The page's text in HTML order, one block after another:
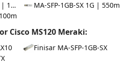
MA-SFP-1GB-LX10 1G | 10km
MA-SFP-1GB-SX 1G | 550m
Cisco MS120 Meraki:
Finisar MA-SFP-1GB-SX